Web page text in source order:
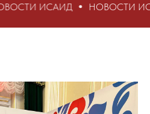
НОВОСТИ ИСАИД